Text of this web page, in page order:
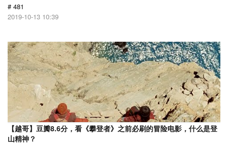
# 481
2019-10-13 10:39
【越哥】豆瓣8.6分，看《攀登者》之前必刷的冒险电影，什么是登
山精神？